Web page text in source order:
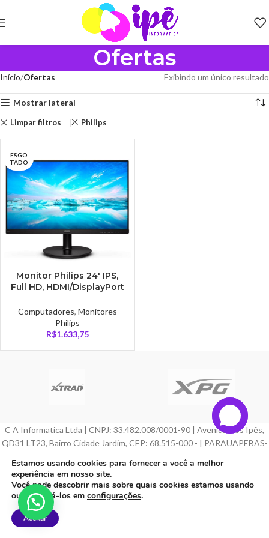
Ofertas
Início Ofertas Exibindo um único resultado
Mostrar lateral
Limpar filtros Philips
ESGO
TADO
Monitor Philips 24′ IPS,
Full HD, HDMI/DisplayPort
Computadores, Monitores
Philips
R$1.633,75
C A Informatica Ltda | CNPJ: 33.482.008/0001-90 | Avenida Dos Ipês,
QD31 LT23, Bairro Cidade Jardim, CEP: 68.515-000 - | PARAUAPEBAS-
Feito com ❤ por Agência ZeroumStudio
Estamos usando cookies para fornecer a você a melhor
experiência em nosso site.
Você pode descobrir mais sobre quais cookies estamos usando
ou desativá-los em configurações.
Aceitar